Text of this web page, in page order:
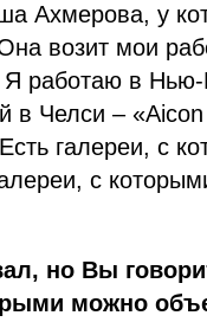
Ахмерова, у
возит мои
работаю в Нью-
в Челси –
галереи, с
с
но Вы
можно